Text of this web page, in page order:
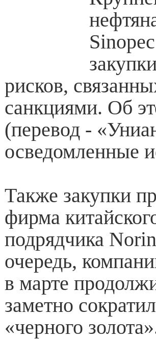
рисков,
санкциями. Об
(перевод -
осведомленные
Также закупки
фирма
подрядчика
очередь,
в марте
заметно
«черного